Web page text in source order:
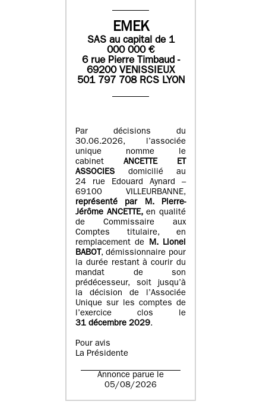
EMEK
SASau capital de 1
000 000€
6 rue Pierre Timbaud -
69200 VENISSIEUX
501 797 708 RCS LYON
Par décisions du
30.06.2026, l’associée
unique nomme le
cabinet ANCETTE ET
ASSOCIES
domicilié au
24 rue Edouard Aynard –
69100 VILLEURBANNE,
représenté par M.Pierre-
Jérôme ANCETTE, en qualité
de Commissaire aux
Comptes titulaire, en
remplacement de M.Lionel
BABOT , démissionnaire pour
la durée restant à courir du
mandat de son
prédécesseur, soit jusqu’à
la décision de l’Associée
Unique sur les comptes de
l’exercice clos le
31 décembre 2029.
Pour avis
La Présidente
Annonce parue le
05/08/2026